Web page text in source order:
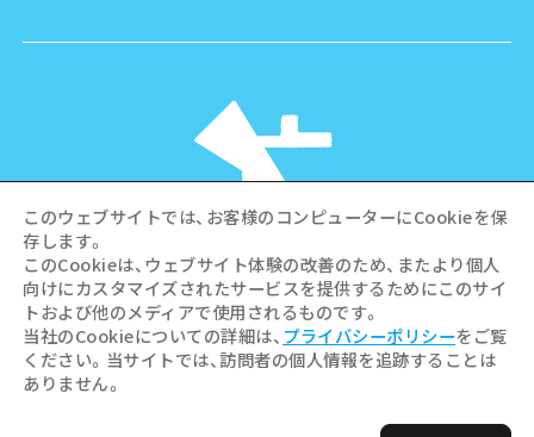
©Hiroshima Tourism Association /
Hiroshima Prefecture / Hiroshima City .
All rights reserved
このウェブサイトでは、お客様のコンピューターにCookieを保
存します。
このCookieは、ウェブサイト体験の改善のため、またより個人
向けにカスタマイズされたサービスを提供するためにこのサイ
トおよび他のメディアで使用されるものです。
当社のCookieについての詳細は、 プライバシーポリシーをご覧
ください。当サイトでは、訪問者の個人情報を追跡することは
ありません。